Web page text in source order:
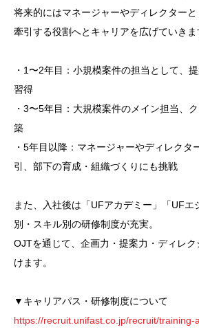
将来的にはマネージャーやディレクター
牽引する役割へとキャリアを広げていきま
・1〜2年目：小規模案件の担当として、
習得
・3〜5年目：大規模案件のメイン担当、
築
・5年目以降：マネージャーやディレクタ
引、部下の育成・組織づくりにも挑戦
また、入社後は「UFアカデミー」「UFエ
別・スキル別の研修制度が充実。
OJTを通じて、企画力・提案力・ディレ
けます。
▼キャリアパス・研修制度について
https://recruit.unifast.co.jp/recruit/training-